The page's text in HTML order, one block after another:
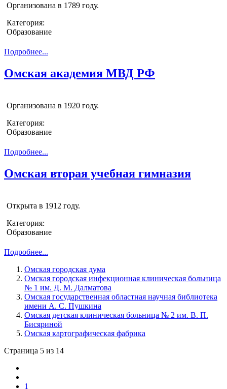
Организована в 1789 году.
Категория:
Образование
Подробнее...
Омская академия МВД РФ
Организована в 1920 году.
Категория:
Образование
Подробнее...
Омская вторая учебная гимназия
Открыта в 1912 году.
Категория:
Образование
Подробнее...
Омская городская дума
Омская городская инфекционная клиническая больница
№ 1 им. Д. М. Далматова
Омская государственная областная научная библиотека
имени А. С. Пушкина
Омская детская клиническая больница № 2 им. В. П.
Бисяриной
Омская картографическая фабрика
Страница 5 из 14
1